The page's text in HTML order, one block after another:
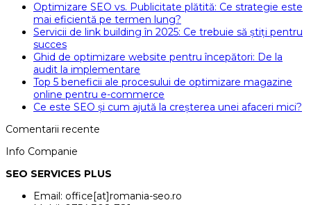
Optimizare SEO vs. Publicitate plătită: Ce strategie este
mai eficientă pe termen lung?
Servicii de link building în 2025: Ce trebuie să știți pentru
succes
Ghid de optimizare website pentru începători: De la
audit la implementare
Top 5 beneficii ale procesului de optimizare magazine
online pentru e-commerce
Ce este SEO și cum ajută la creșterea unei afaceri mici?
Comentarii recente
Info Companie
SEO SERVICES PLUS
Email: office[at]romania-seo.ro